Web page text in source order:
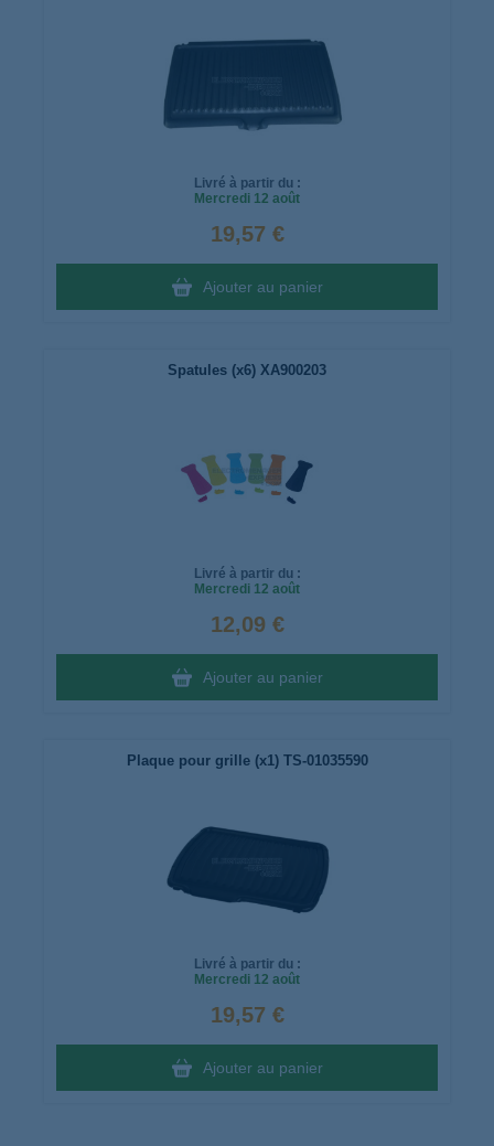
Livré à partir du :
Mercredi 12 août
19,57 €
Ajouter au panier
Spatules (x6) XA900203
Livré à partir du :
Mercredi 12 août
12,09 €
Ajouter au panier
Plaque pour grille (x1) TS-01035590
Livré à partir du :
Mercredi 12 août
19,57 €
Ajouter au panier